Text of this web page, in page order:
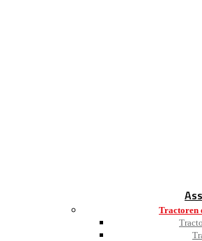
Tractoren